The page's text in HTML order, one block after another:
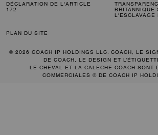
DÉCLARATION DE L'ARTICLE
172
BRITANNIQUE
L'ESCLAVAGE
PLAN DU SITE
© 2026 COACH IP HOLDINGS LLC. COACH, LE
DE COACH, LE DESIGN ET
LE CHEVAL ET LA CALÈCHE COACH SONT
COMMERCIALES ® DE COACH IP